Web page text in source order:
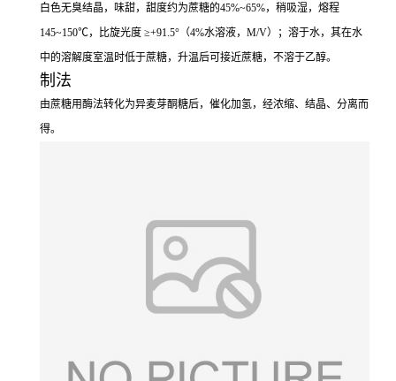
白色无臭结晶，味甜，甜度约为蔗糖的45%~65%，稍吸湿，熔程
145~150℃，比旋光度 ≥+91.5°（4%水溶液，M/V）；溶于水，其在水
中的溶解度室温时低于蔗糖，升温后可接近蔗糖，不溶于乙醇。
制法
由蔗糖用酶法转化为异麦芽酮糖后，催化加氢，经浓缩、结晶、分离而
得。